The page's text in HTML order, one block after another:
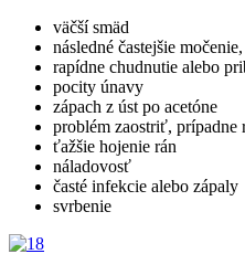
väčší smäd
následné častejšie
rapídne chudnutie alebo
pocity únavy
zápach z úst po acetóne
problém zaostriť, prípadne
ťažšie hojenie rán
náladovosť
časté infekcie alebo zápaly
svrbenie